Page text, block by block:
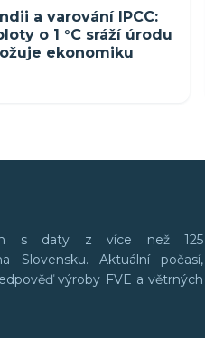
a varování IPCC:
o 1 °C sráží úrodu
ekonomiku
s daty z více než 125
Aktuální počasí,
výroby FVE a větrných